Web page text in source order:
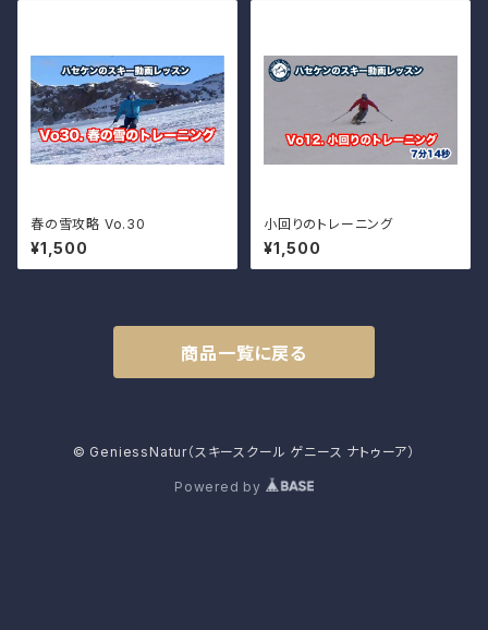
春の雪攻略 Vo.30
¥1,500
小回りのトレーニング
¥1,500
商品一覧に戻る
© GeniessNatur（スキースクール ゲニース ナトゥーア）
Powered by